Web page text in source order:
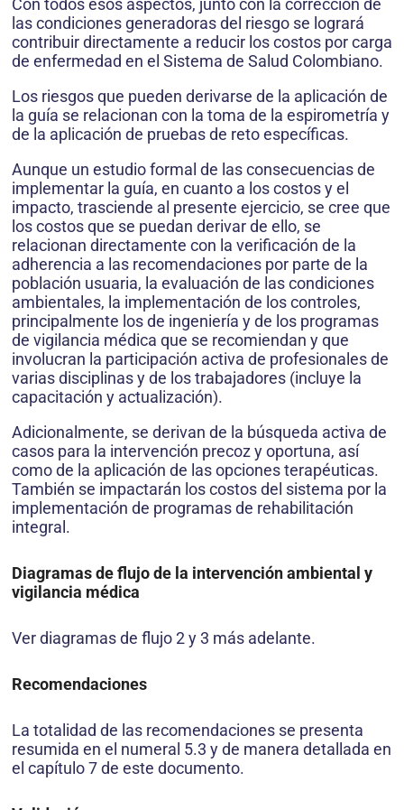
Con todos esos aspectos, junto con la corrección de
las condiciones generadoras del riesgo se logrará
contribuir directamente a reducir los costos por carga
de enfermedad en el Sistema de Salud Colombiano.
Los riesgos que pueden derivarse de la aplicación de
la guía se relacionan con la toma de la espirometría y
de la aplicación de pruebas de reto específicas.
Aunque un estudio formal de las consecuencias de
implementar la guía, en cuanto a los costos y el
impacto, trasciende al presente ejercicio, se cree que
los costos que se puedan derivar de ello, se
relacionan directamente con la verificación de la
adherencia a las recomendaciones por parte de la
población usuaria, la evaluación de las condiciones
ambientales, la implementación de los controles,
principalmente los de ingeniería y de los programas
de vigilancia médica que se recomiendan y que
involucran la participación activa de profesionales de
varias disciplinas y de los trabajadores (incluye la
capacitación y actualización).
Adicionalmente, se derivan de la búsqueda activa de
casos para la intervención precoz y oportuna, así
como de la aplicación de las opciones terapéuticas.
También se impactarán los costos del sistema por la
implementación de programas de rehabilitación
integral.
Diagramas de flujo de la intervención ambiental y
vigilancia médica
Ver diagramas de flujo 2 y 3 más adelante.
Recomendaciones
La totalidad de las recomendaciones se presenta
resumida en el numeral 5.3 y de manera detallada en
el capítulo 7 de este documento.